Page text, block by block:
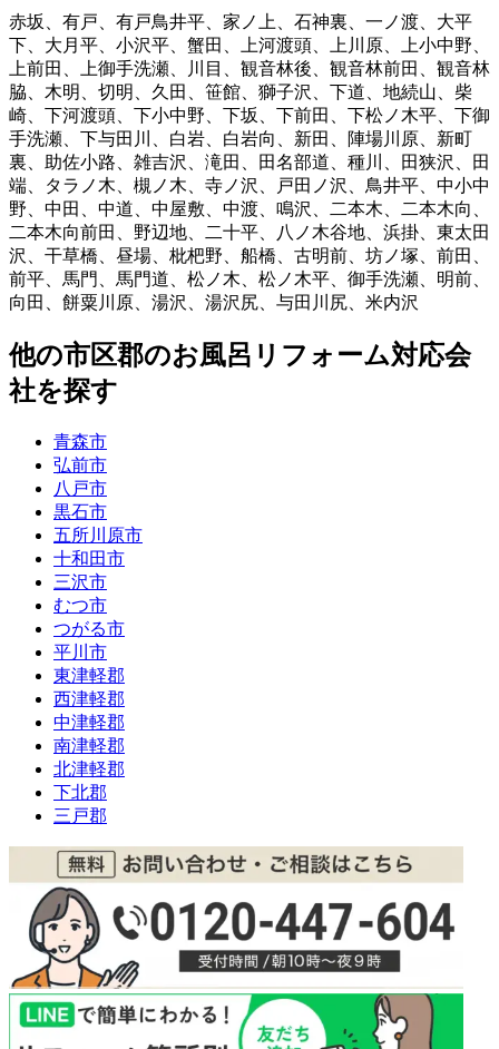
赤坂 有戸 有戸鳥井平 家ノ上 石神裏 一ノ渡
大平
下
大月平 小沢平 蟹田 上河渡頭 上川原 上小中野
上前田
上御手洗瀬 川目 観音林後 観音林前田
観音林
脇
木明 切明 久田 笹館 獅子沢 下道 地続山
柴
崎
下河渡頭 下小中野 下坂 下前田 下松ノ木平
下御
手洗瀬
下与田川 白岩 白岩向 新田 陣場川原
新町
裏
助佐小路 雑吉沢 滝田 田名部道 種川 田狭沢
田
端
タラノ木 槻ノ木 寺ノ沢 戸田ノ沢 鳥井平
中小中
野
中田 中道 中屋敷 中渡 鳴沢 二本木 二本木向
二本木向前田
野辺地 二十平 八ノ木谷地 浜掛
東太田
沢
干草橋 昼場 枇杷野 船橋 古明前 坊ノ塚 前田
前平
馬門 馬門道 松ノ木 松ノ木平 御手洗瀬 明前
向田
餅粟川原 湯沢 湯沢尻 与田川尻 米内沢
他の市区郡のお風呂リフォーム対応会
社を探す
青森市
弘前市
八戸市
黒石市
五所川原市
十和田市
三沢市
むつ市
つがる市
平川市
東津軽郡
西津軽郡
中津軽郡
南津軽郡
北津軽郡
下北郡
三戸郡